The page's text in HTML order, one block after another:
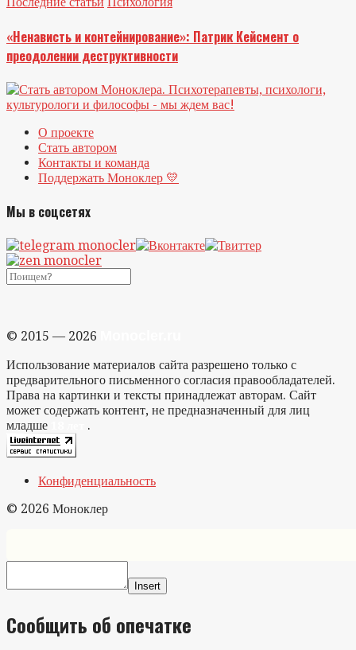
«Ненависть и контейнирование»: Патрик Кейсмент о
преодолении деструктивности
О проекте
Стать автором
Контакты и команда
Поддержать Моноклер 💛
Мы в соцсетях
© 2015 — 2026
Использование материалов сайта разрешено только с
предварительного письменного согласия правообладателей.
Права на картинки и тексты принадлежат авторам. Сайт
может содержать контент, не предназначенный для лиц
младше
.
Конфиденциальность
© 2026 Моноклер
Insert
Сообщить об опечатке